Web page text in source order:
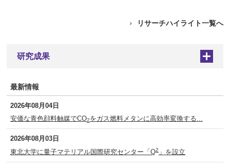
リサーチハイライト一覧へ
研究成果 +
最新情報
2026年08月04日
安価な青色顔料触媒でCO2をガス燃料メタンに高効率変換する...
2026年08月03日
東北大学に量子マテリアル国際研究センター「Q2」を設立